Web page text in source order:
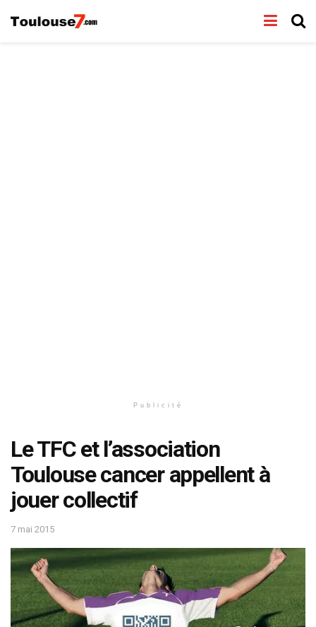
Publicité
Le TFC et l’association
Toulouse cancer appellent à
jouer collectif
7 mai 2015